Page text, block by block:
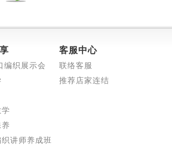
编织展示会
讲师养成班
客服中心
联络客服
推荐店家连结